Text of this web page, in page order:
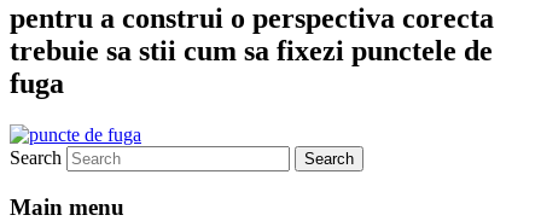
pentru a construi o perspectiva corecta
trebuie sa stii cum sa fixezi punctele de
fuga
Search
Main menu